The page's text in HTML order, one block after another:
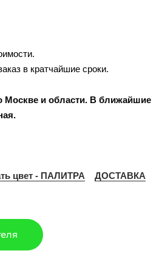
в кратчайшие сроки.
Москве и области. В ближайшие
цвет - ПАЛИТРА
ДОСТАВКА